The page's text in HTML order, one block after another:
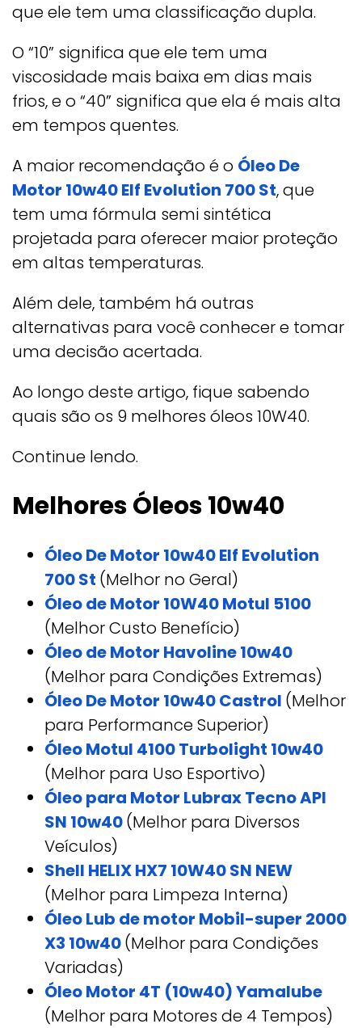
que ele tem uma classificação dupla.
O “10” significa que ele tem uma
viscosidade mais baixa em dias mais
frios, e o “40” significa que ela é mais alta
em tempos quentes.
A maior recomendação é o Óleo De
Motor 10w40 Elf Evolution 700 St, que
tem uma fórmula semi sintética
projetada para oferecer maior proteção
em altas temperaturas.
Além dele, também há outras
alternativas para você conhecer e tomar
uma decisão acertada.
Ao longo deste artigo, fique sabendo
quais são os 9 melhores óleos 10W40.
Continue lendo.
Melhores Óleos 10w40
Óleo De Motor 10w40 Elf Evolution
700 St (Melhor no Geral)
Óleo de Motor 10W40 Motul 5100
(Melhor Custo Benefício)
Óleo de Motor Havoline 10w40
(Melhor para Condições Extremas)
Óleo De Motor 10w40 Castrol (Melhor
para Performance Superior)
Óleo Motul 4100 Turbolight 10w40
(Melhor para Uso Esportivo)
Óleo para Motor Lubrax Tecno API
SN 10w40(Melhor para Diversos
Veículos)
Shell HELIX HX7 10W40 SN NEW
(Melhor para Limpeza Interna)
Óleo Lub de motor Mobil-super 2000
X3 10w40(Melhor para Condições
Variadas)
Óleo Motor 4T (10w40) Yamalube
(Melhor para Motores de 4 Tempos)